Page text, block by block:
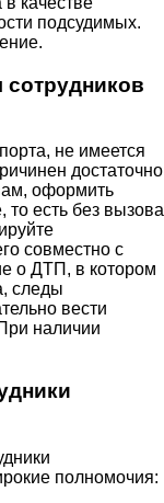
подсудимых.
не имеется
достаточно
оформить
есть без вызова
совместно с
о ДТП, в котором
следы
вести
наличии
полномочия: